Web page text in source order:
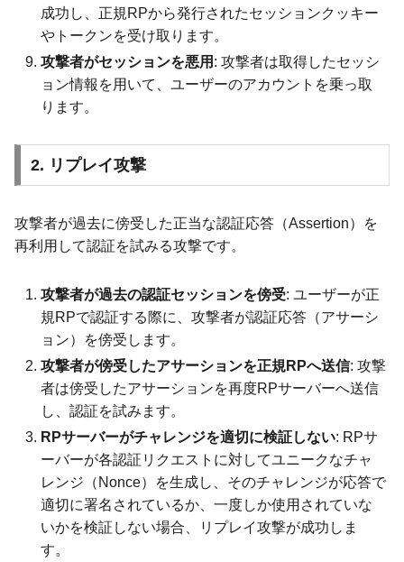
成功し、正規RPから発行されたセッションクッキー
やトークンを受け取ります。
攻撃者がセッションを悪用 : 攻撃者は取得したセッシ
ョン情報を用いて、ユーザーのアカウントを乗っ取
ります。
2. リプレイ攻撃
攻撃者が過去に傍受した正当な認証応答（Assertion）を
再利用して認証を試みる攻撃です。
攻撃者が過去の認証セッションを傍受: ユーザーが正
規RPで認証する際に、攻撃者が認証応答（アサーシ
ョン）を傍受します。
攻撃者が傍受したアサーションを正規RPへ送信: 攻撃
者は傍受したアサーションを再度RPサーバーへ送信
し、認証を試みます。
RPサーバーがチャレンジを適切に検証しない: RPサ
ーバーが各認証リクエストに対してユニークなチャ
レンジ（Nonce）を生成し、そのチャレンジが応答で
適切に署名されているか、一度しか使用されていな
いかを検証しない場合、リプレイ攻撃が成功しま
す。